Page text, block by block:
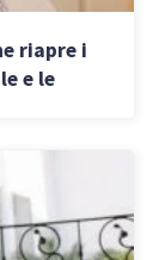
riapre i
e le